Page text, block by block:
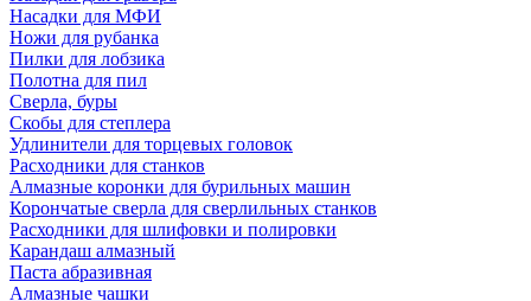
Насадки для МФИ
Ножи для рубанка
Пилки для лобзика
Полотна для пил
Сверла, буры
Скобы для степлера
Удлинители для торцевых головок
Расходники для станков
Алмазные коронки для бурильных машин
Корончатые сверла для сверлильных станков
Расходники для шлифовки и полировки
Карандаш алмазный
Паста абразивная
Алмазные чашки